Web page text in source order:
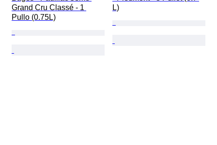
Grand Cru Classé - 1
Pullo (0.75L)
L)